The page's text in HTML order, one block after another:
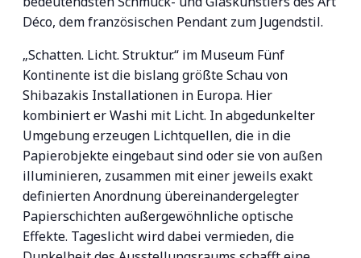
Déco, dem französischen Pendant zum Jugendstil.
„Schatten. Licht. Struktur.“ im Museum Fünf
Kontinente ist die bislang größte Schau von
Shibazakis Installationen in Europa. Hier
kombiniert er Washi mit Licht. In abgedunkelter
Umgebung erzeugen Lichtquellen, die in die
Papierobjekte eingebaut sind oder sie von außen
illuminieren, zusammen mit einer jeweils exakt
definierten Anordnung übereinandergelegter
Papierschichten außergewöhnliche optische
Effekte. Tageslicht wird dabei vermieden, die